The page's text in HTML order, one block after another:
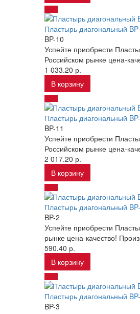
Пластырь диагональный
BP-10
Успейте приобрести
Российском рынке цена-
1 033.20 р.
В корзину
Пластырь диагональный
BP-11
Успейте приобрести
Российском рынке цена-
2 017.20 р.
В корзину
Пластырь диагональный
BP-2
Успейте приобрести
рынке цена-качество!
590.40 р.
В корзину
Пластырь диагональный
BP-3